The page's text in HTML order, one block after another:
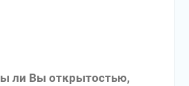
ли Вы открытостью,